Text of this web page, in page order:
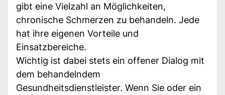
gibt eine Vielzahl an Möglichkeiten,
chronische Schmerzen zu behandeln. Jede
hat ihre eigenen Vorteile und
Einsatzbereiche.
Wichtig ist dabei stets ein offener Dialog mit
dem behandelndem
Gesundheitsdienstleister. Wenn Sie oder ein